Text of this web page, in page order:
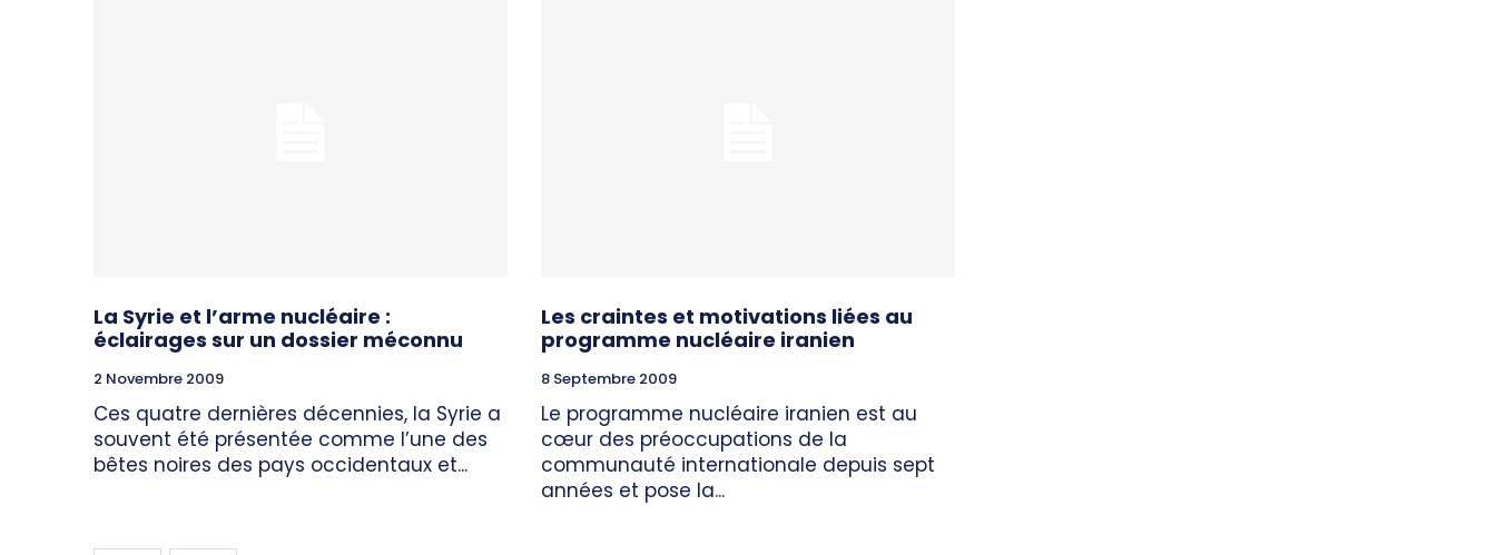
La Syrie et l’arme nucléaire :
éclairages sur un dossier méconnu
2 Novembre 2009
Ces quatre dernières décennies, la Syrie a
souvent été présentée comme l’une des
bêtes noires des pays occidentaux et...
Les craintes et motivations liées au
programme nucléaire iranien
8 Septembre 2009
Le programme nucléaire iranien est au
cœur des préoccupations de la
communauté internationale depuis sept
années et pose la...